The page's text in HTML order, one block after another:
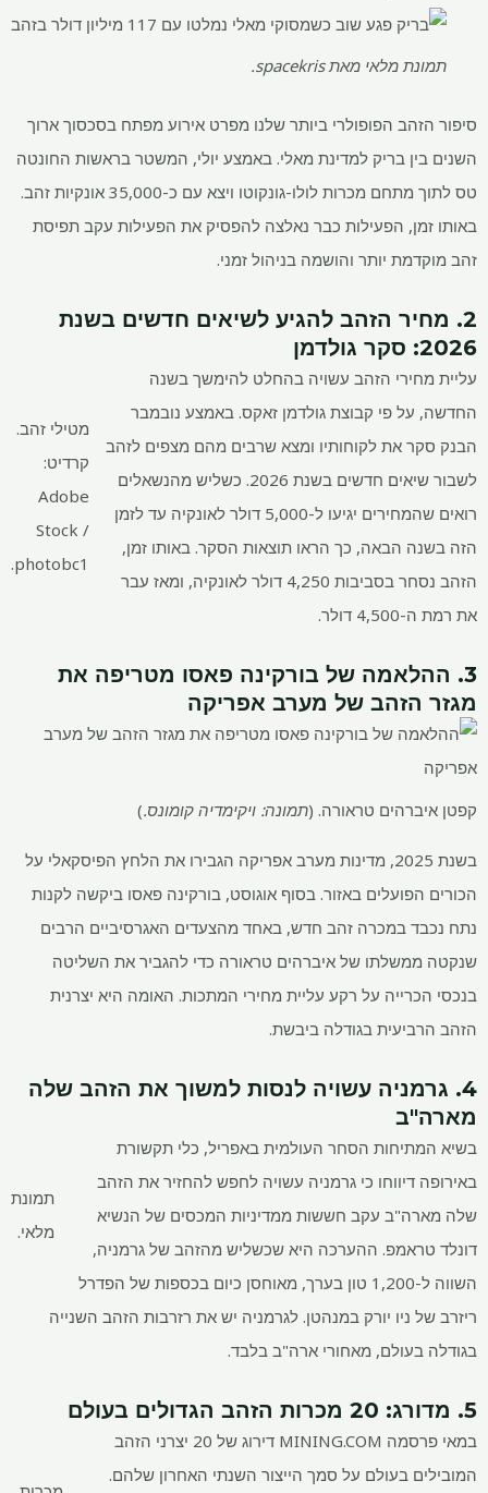
תמונת מלאי מאת spacekris.
סיפור הזהב הפופולרי ביותר שלנו מפרט אירוע מפתח בסכסוך ארוך
השנים בין בריק למדינת מאלי. באמצע יולי, המשטר בראשות החונטה
טס לתוך מתחם מכרות לולו-גונקוטו ויצא עם כ-35,000 אונקיות זהב.
באותו זמן, הפעילות כבר נאלצה להפסיק את הפעילות עקב תפיסת
זהב מוקדמת יותר והושמה בניהול זמני.
2. מחיר הזהב להגיע לשיאים חדשים בשנת
2026: סקר גולדמן
מטילי זהב.
קרדיט:
Adobe
Stock /
photobc1.
עליית מחירי הזהב עשויה בהחלט להימשך בשנה
החדשה, על פי קבוצת גולדמן זאקס. באמצע נובמבר
הבנק סקר את לקוחותיו ומצא שרבים מהם מצפים לזהב
לשבור שיאים חדשים בשנת 2026. כשליש מהנשאלים
רואים שהמחירים יגיעו ל-5,000 דולר לאונקיה עד לזמן
הזה בשנה הבאה, כך הראו תוצאות הסקר. באותו זמן,
הזהב נסחר בסביבות 4,250 דולר לאונקיה, ומאז עבר
את רמת ה-4,500 דולר.
3. ההלאמה של בורקינה פאסו מטריפה את
מגזר הזהב של מערב אפריקה
קפטן איברהים טראורה. (תמונה: ויקימדיה קומונס.)
בשנת 2025, מדינות מערב אפריקה הגבירו את הלחץ הפיסקאלי על
הכורים הפועלים באזור. בסוף אוגוסט, בורקינה פאסו ביקשה לקנות
נתח נכבד במכרה זהב חדש, באחד מהצעדים האגרסיביים הרבים
שנקטה ממשלתו של איברהים טראורה כדי להגביר את השליטה
בנכסי הכרייה על רקע עליית מחירי המתכות. האומה היא יצרנית
הזהב הרביעית בגודלה ביבשת.
4. גרמניה עשויה לנסות למשוך את הזהב שלה
מארה"ב
תמונת
מלאי.
בשיא המתיחות הסחר העולמית באפריל, כלי תקשורת
באירופה דיווחו כי גרמניה עשויה לחפש להחזיר את הזהב
שלה מארה"ב עקב חששות ממדיניות המכסים של הנשיא
דונלד טראמפ. ההערכה היא שכשליש מהזהב של גרמניה,
השווה ל-1,200 טון בערך, מאוחסן כיום בכספות של הפדרל
ריזרב של ניו יורק במנהטן. לגרמניה יש את רזרבות הזהב השנייה
בגודלה בעולם, מאחורי ארה"ב בלבד.
5. מדורג: 20 מכרות הזהב הגדולים בעולם
במאי פרסמה MINING.COM דירוג של 20 יצרני הזהב
המובילים בעולם על סמך הייצור השנתי האחרון שלהם.